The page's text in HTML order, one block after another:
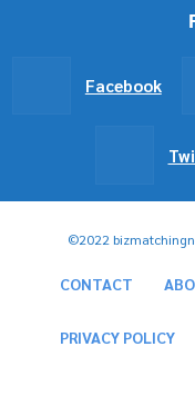
Facebook
©2022
CONTACT
PRIVACY POLICY